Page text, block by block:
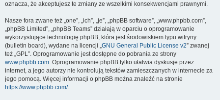
oznacza, że akceptujesz te zmiany ze wszelkimi konsekwencjami prawnymi.
Nasze fora zwane też „one”, „ich”, „je”, „phpBB software”, „www.phpbb.com”,
„phpBB Limited”, „phpBB Teams” działają w oparciu o oprogramowanie
wykorzystujące technologię phpBB, która jest środowiskiem typu witryny
(bulletin board), wydane na licencji „GNU General Public License v2” zwanej
też „GPL”. Oprogramowanie jest dostępne do pobrania ze strony
www.phpbb.com. Oprogramowanie phpBB tylko ułatwia dyskusje przez
internet, a jego autorzy nie kontrolują tekstów zamieszczanych w internecie za
jego pomocą. Więcej informacji o phpBB można znaleźć na stronie
https://www.phpbb.com/.